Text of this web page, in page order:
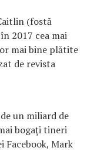
(fostă
2017 cea mai
mai bine plătite
de revista
un miliard de
bogaţi tineri
Mark